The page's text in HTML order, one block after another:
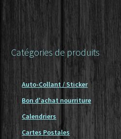
Catégories de produits
Auto-Collant / Sticker
Bon d'achat nourriture
Calendriers
Cartes Postales